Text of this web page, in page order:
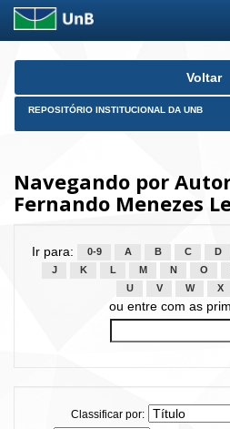
Skip
Voltar
REPOSITÓRIO INSTITUCIONAL DA UNB
Navegando por
Fernando Menezes
Ir para: 0-9 A B C D
J
K L M N O
U
V W X
ou entre com as
Classificar por: